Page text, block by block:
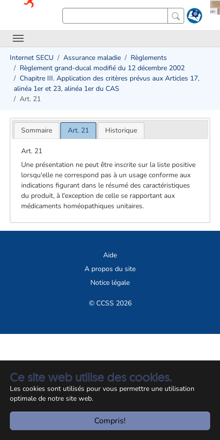
Ce site web utilise des cookies.
Les cookies sont utilisés pour vous permettre une utilisation
optimale de notre site web.
Compris!
Internet SECU Assurance maladie
Règlements
Règlement grand-ducal modifié du 12 décembre 2002
Chapitre III. Application des critères prévus aux Articles 17,
alinéa 1er et 23, alinéa 1er du CAS
Art. 21
Sommaire Art. 21 Historique
Art. 21
Une présentation ne peut être inscrite sur la liste positive
lorsqu'elle ne correspond pas à un usage conforme aux
indications figurant dans le résumé des caractéristiques
du produit, à l'exception de celle se rapportant aux
médicaments homéopathiques unitaires.
Aide
A propos du site
Notice légale
© CCSS 2026